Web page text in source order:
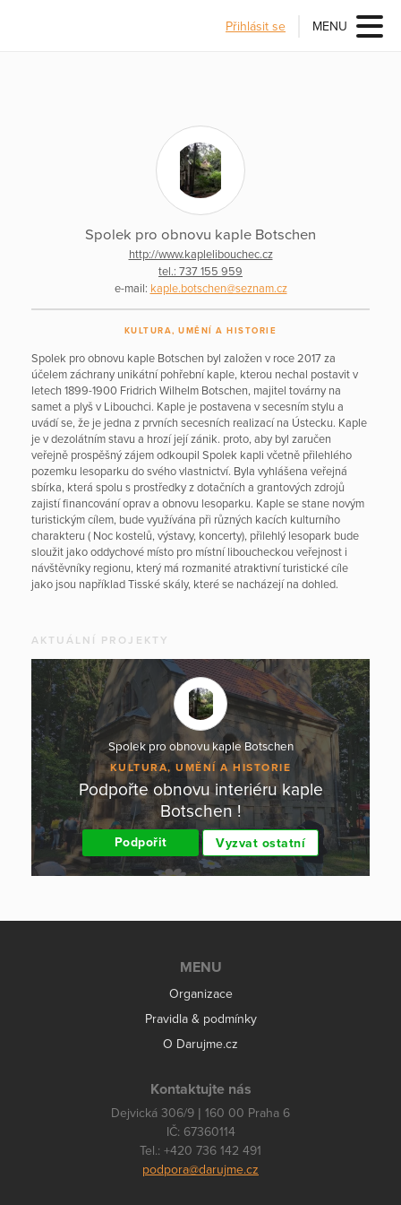
Přihlásit se MENU
Spolek pro obnovu kaple Botschen
http://www.kaplelibouchec.cz
tel.: 737 155 959
e-mail: kaple.botschen@seznam.cz
KULTURA, UMĚNÍ A HISTORIE
Spolek pro obnovu kaple Botschen byl založen v roce 2017 za
účelem záchrany unikátní pohřební kaple, kterou nechal postavit v
letech 1899-1900 Fridrich Wilhelm Botschen, majitel továrny na
samet a plyš v Libouchci. Kaple je postavena v secesním stylu a
uvádí se, že je jedna z prvních secesních realizací na Ústecku. Kaple
je v dezolátním stavu a hrozí její zánik. proto, aby byl zaručen
veřejně prospěšný zájem odkoupil Spolek kapli včetně přilehlého
pozemku lesoparku do svého vlastnictví. Byla vyhlášena veřejná
sbírka, která spolu s prostředky z dotačních a grantových zdrojů
zajistí financování oprav a obnovu lesoparku. Kaple se stane novým
turistickým cílem, bude využívána při různých kacích kulturního
charakteru ( Noc kostelů, výstavy, koncerty), přilehlý lesopark bude
sloužit jako oddychové místo pro místní liboucheckou veřejnost i
návštěvníky regionu, který má rozmanité atraktivní turistické cíle
jako jsou například Tisské skály, které se nacházejí na dohled.
AKTUÁLNÍ PROJEKTY
Spolek pro obnovu kaple Botschen
KULTURA, UMĚNÍ A HISTORIE
Podpořte obnovu interiéru kaple
Botschen !
Podpořit Vyzvat ostatní
MENU
Organizace
Pravidla & podmínky
O Darujme.cz
Kontaktujte nás
Dejvická 306/9 | 160 00 Praha 6
IČ: 67360114
Tel.: +420 736 142 491
podpora@darujme.cz